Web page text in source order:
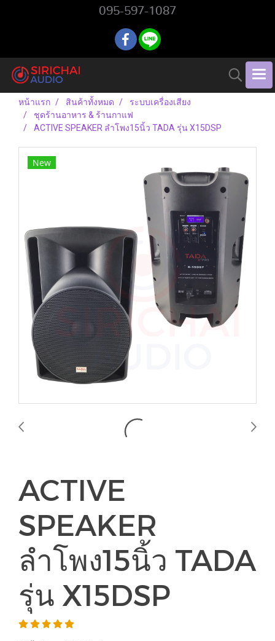
095-597-1087
หน้าแรก สินค้าทั้งหมด
ระบบเครื่องเสียง
ชุดร้านอาหาร & ร้านกาแฟ
ACTIVE SPEAKER ลำโพง15นิ้ว TADA รุ่น X15DSP
New
ACTIVE
SPEAKER
ลำโพง15นิ้ว TADA
รุ่น X15DSP